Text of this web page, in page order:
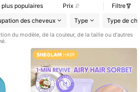
plus populaires Prix
Filtre
des cheveux Type Type de
du modèle, de la couleur, de la taille ou d'autres